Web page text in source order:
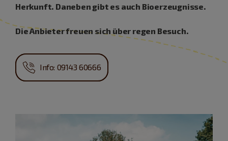
Herkunft. Daneben gibt es auch Bioerzeugnisse.
Die Anbieter freuen sich über regen Besuch.
Info: 09143 60666